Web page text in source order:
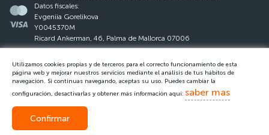
La ley de protección de datos
Reglas del Questquest
Datos fiscales:
Evgeniia Gorelikova
Y0045370M
Ricard Ankerman, 46, Palma de Mallorca 07006
Utilizamos cookies propias y de terceros para el correcto funcionamiento de esta
página web y mejorar nuestros servicios mediante el análisis de tus hábitos de
navegación. Si continuas navegando, aceptas su uso. Puedes cambiar la
configuración, desactivarlas y obtener más información aquí: saber mas
Confirmar